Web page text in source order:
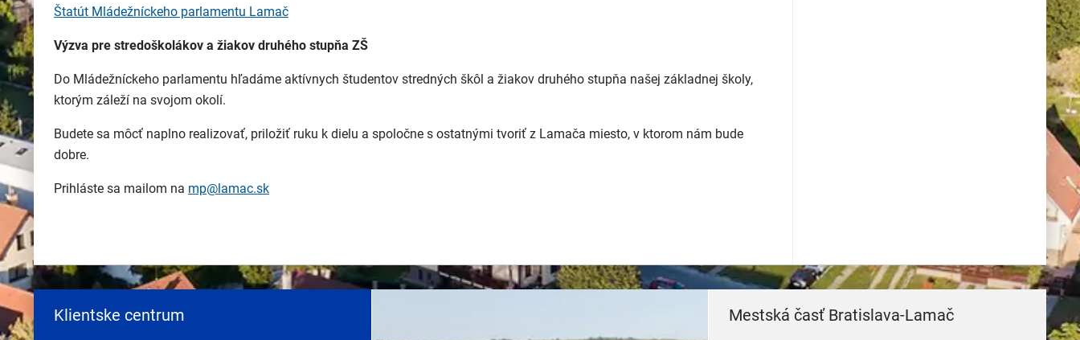
Štatút Mládežníckeho parlamentu Lamač
Výzva pre stredoškolákov a žiakov druhého stupňa ZŠ
Do Mládežníckeho parlamentu hľadáme aktívnych študentov stredných škôl a žiakov druhého stupňa našej základnej školy,
ktorým záleží na svojom okolí.
Budete sa môcť naplno realizovať, priložiť ruku k dielu a spoločne s ostatnými tvoriť z Lamača miesto, v ktorom nám bude
dobre.
Prihláste sa mailom na mp@lamac.sk
Klientske centrum Mestská časť Bratislava-Lamač